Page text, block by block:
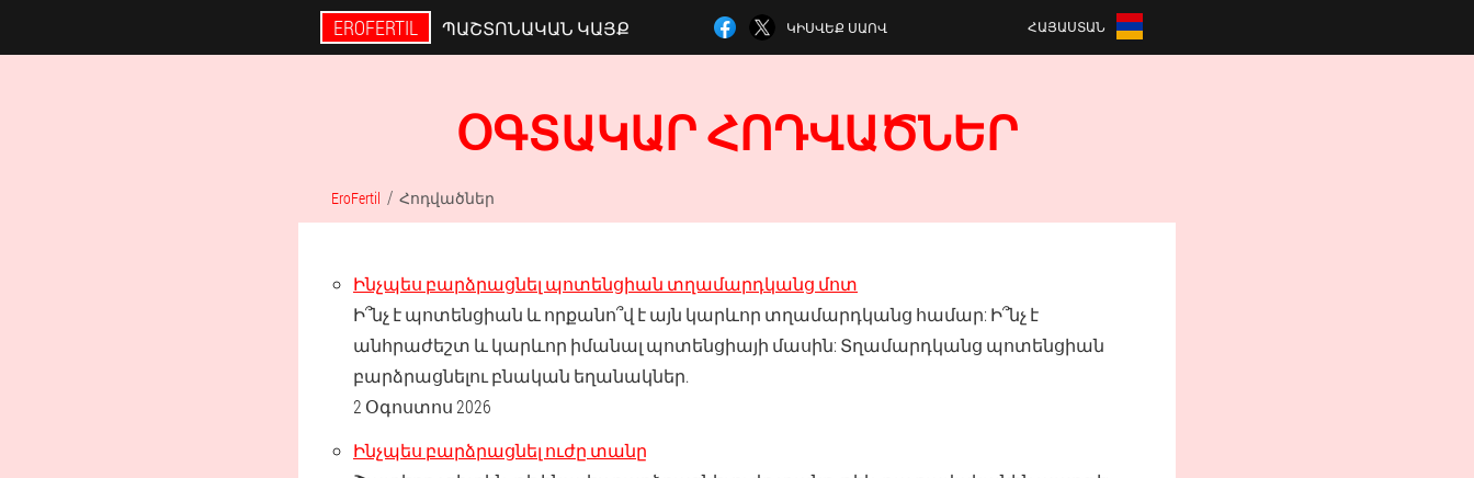
EROFERTIL ՊԱՇՏՈՆԱԿԱՆ ԿԱՅՔ ԿԻՍՎԵՔ ՍԱՈՎ ՀԱՅԱՍՏԱՆ
ՕԳՏԱԿԱՐ ՀՈԴՎԱԾՆԵՐ
EroFertil Հոդվածներ
Ինչպես բարձրացնել պոտենցիան տղամարդկանց մոտ
Ի՞նչ է պոտենցիան և որքանո՞վ է այն կարևոր տղամարդկանց համար: Ի՞նչ է
անհրաժեշտ և կարևոր իմանալ պոտենցիայի մասին: Տղամարդկանց պոտենցիան
բարձրացնելու բնական եղանակներ.
2 Օգոստոս 2026
Ինչպես բարձրացնել ուժը տանը